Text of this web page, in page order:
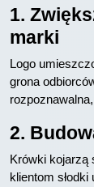
1.
marki
Logo
grona
2.
Krówki kojarzą
klientom